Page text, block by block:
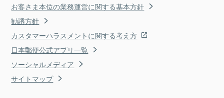
お客さま本位の業務運営に関する基本方針
勧誘方針
カスタマーハラスメントに関する考え方
日本郵便公式アプリ一覧
ソーシャルメディア
サイトマップ